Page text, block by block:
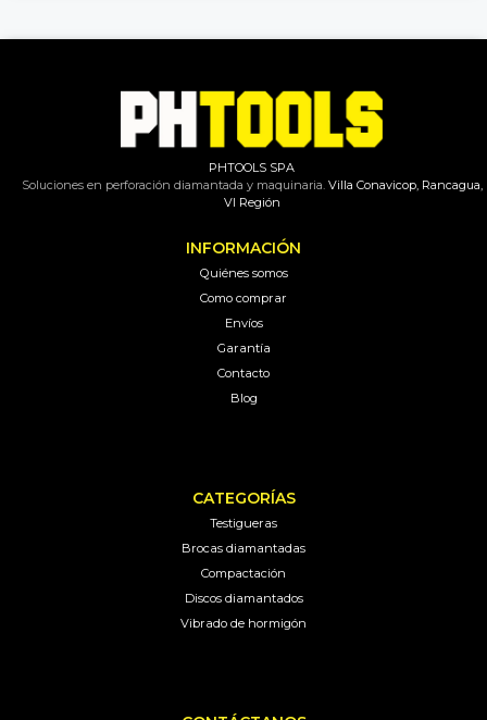
PHTOOLS SPA
Soluciones en perforación diamantada y maquinaria.Villa Conavicop, Rancagua,
VI Región
INFORMACIÓN
Quiénes somos
Como comprar
Envíos
Garantía
Contacto
Blog
CATEGORÍAS
Testigueras
Brocas diamantadas
Compactación
Discos diamantados
Vibrado de hormigón